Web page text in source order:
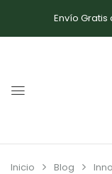
Envío
Inicio Blog